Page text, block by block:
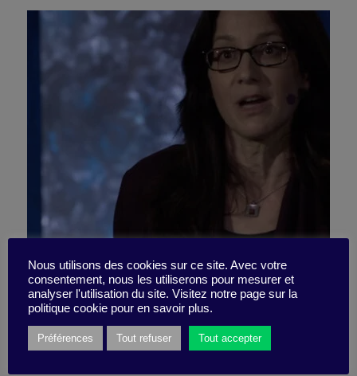
Why engage with these
@&#*$?
Nous utilisons des cookies sur ce site. Avec votre
consentement, nous les utiliserons pour mesurer et
analyser l'utilisation du site. Visitez notre page sur la
politique cookie pour en savoir plus.
Préférences Tout refuser Tout accepter